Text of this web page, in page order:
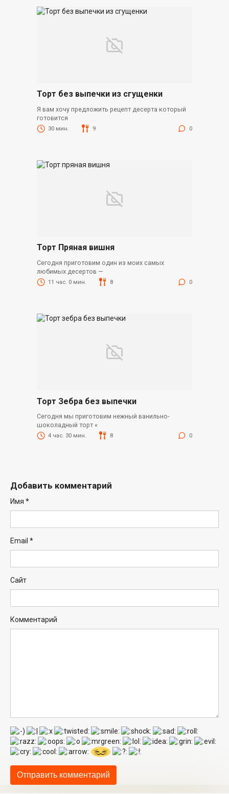
Торт без выпечки из сгущенки
Я вам хочу предложить рецепт десерта который
готовится
30 мин. 9 0
Торт Пряная вишня
Сегодня приготовим один из моих самых
любимых десертов —
11 час. 0 мин. 8 0
Торт Зебра без выпечки
Сегодня мы приготовим нежный ванильно-
шоколадный торт «
4 час. 30 мин. 8 0
Добавить комментарий
Имя *
Email *
Сайт
Комментарий